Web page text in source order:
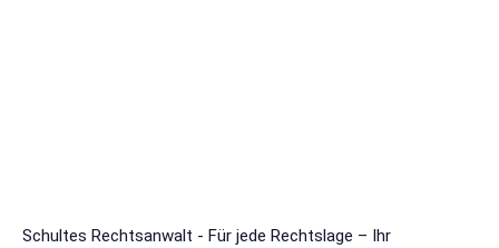
Schultes Rechtsanwalt - Für jede Rechtslage – Ihr